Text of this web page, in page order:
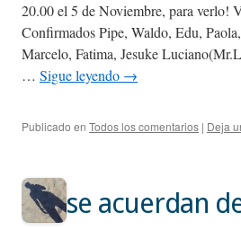
20.00 el 5 de Noviembre, para verlo!
Confirmados Pipe, Waldo, Edu,
Marcelo, Fatima, Jesuke
… Sigue leyendo →
Publicado en Todos los comentarios | Deja
se acuerdan